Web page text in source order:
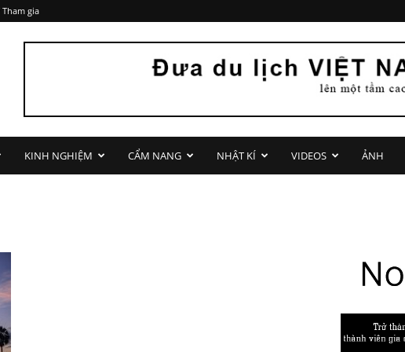
gia
KINH NGHIỆM CẨM NANG NHẬT KÍ VIDEOS ẢNH